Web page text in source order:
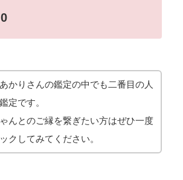
かりさんの鑑定の中でも二番目の人
定です。
んとのご縁を繋ぎたい方はぜひ一度
クしてみてください。